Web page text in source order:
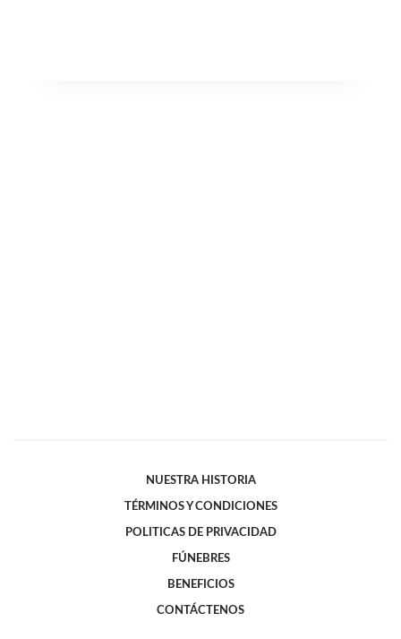
NUESTRA HISTORIA
TÉRMINOS Y CONDICIONES
POLITICAS DE PRIVACIDAD
FÚNEBRES
BENEFICIOS
CONTÁCTENOS